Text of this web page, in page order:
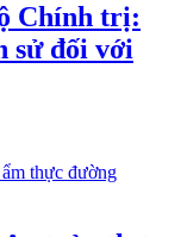
Chính trị:
sử đối với